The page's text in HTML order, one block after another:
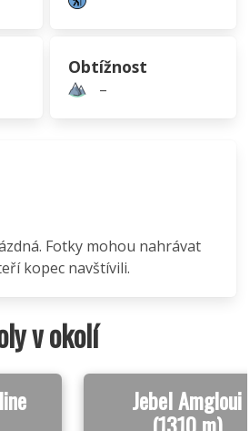
Obtížnost
–
Fotky mohou nahrávat
kopec navštívili.
v okolí
Jebel Amgloui